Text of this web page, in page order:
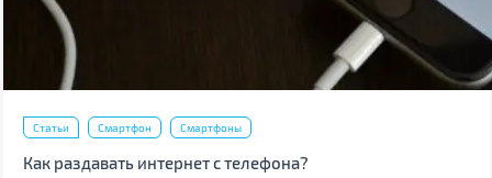
Статьи Смартфон Смартфоны
Как раздавать интернет с телефона?